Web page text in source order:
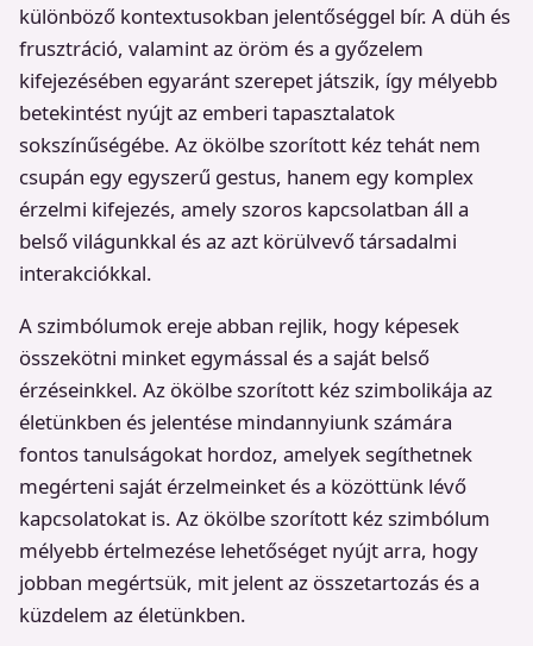
különböző kontextusokban jelentőséggel bír. A düh és
frusztráció, valamint az öröm és a győzelem
kifejezésében egyaránt szerepet játszik, így mélyebb
betekintést nyújt az emberi tapasztalatok
sokszínűségébe. Az ökölbe szorított kéz tehát nem
csupán egy egyszerű gestus, hanem egy komplex
érzelmi kifejezés, amely szoros kapcsolatban áll a
belső világunkkal és az azt körülvevő társadalmi
interakciókkal.
A szimbólumok ereje abban rejlik, hogy képesek
összekötni minket egymással és a saját belső
érzéseinkkel. Az ökölbe szorított kéz szimbolikája az
életünkben és jelentése mindannyiunk számára
fontos tanulságokat hordoz, amelyek segíthetnek
megérteni saját érzelmeinket és a közöttünk lévő
kapcsolatokat is. Az ökölbe szorított kéz szimbólum
mélyebb értelmezése lehetőséget nyújt arra, hogy
jobban megértsük, mit jelent az összetartozás és a
küzdelem az életünkben.